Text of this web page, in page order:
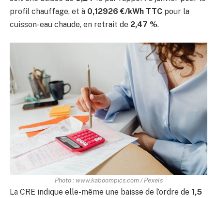
profil chauffage, et à 0,12926 €/kWh TTC pour la
cuisson-eau chaude, en retrait de 2,47 %.
Photo : www.kaboompics.com / Pexels
La CRE indique elle-même une baisse de l’ordre de 1,5